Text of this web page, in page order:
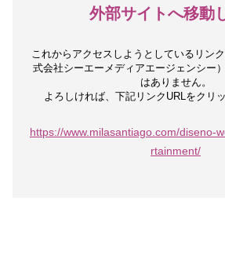
外部サイトへ移動
これからアクセスしようとしているリンク
式会社シーエーメディアエージェンシー
はありません。
よろしければ、下記リンクURLをクリ
https://www.milasantiago.com/diseno-
rtainment/